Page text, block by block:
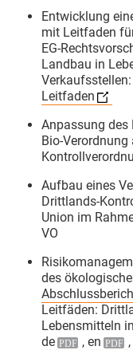
wir
Verbotene
praktisch
dann für
drei jungen
den
Practices
gemeinsam
​Ein starkes
für
Entwicklung
mit Leitfaden
EG-
Landbau in
Verkaufsstellen:
Leitfaden
Anpassung des
Bio-
Aufbau eines
Drittlands-
Union im
VO
des
Leitfäden:
Lebensmitteln
de
, en ,